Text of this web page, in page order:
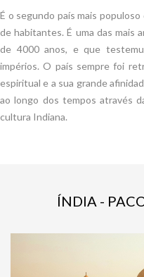
É o segundo país mais
de habitantes. É uma das mais
de 4000 anos, e que
impérios. O país sempre foi
espiritual e a sua grande
ao longo dos tempos através
cultura Indiana.
ÍNDIA -